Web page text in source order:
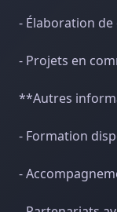
- Élaboration
- Projets en
**Autres
- Formation
-